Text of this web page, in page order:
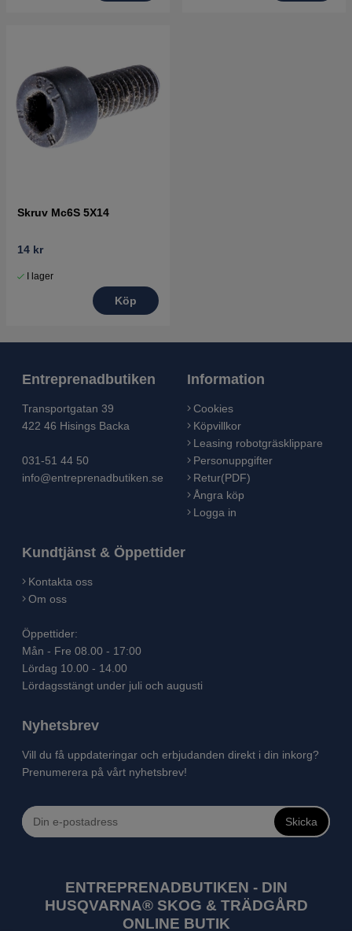
Skruv Mc6S 5X14
14 kr
I lager
Köp
Entreprenadbutiken
Transportgatan 39
422 46 Hisings Backa
031-51 44 50
info@entreprenadbutiken.se
Information
Cookies
Köpvillkor
Leasing robotgräsklippare
Personuppgifter
Retur(PDF)
Ångra köp
Logga in
Kundtjänst & Öppettider
Kontakta oss
Om oss
Öppettider:
Mån - Fre 08.00 - 17:00
Lördag 10.00 - 14.00
Lördagsstängt under juli och augusti
Nyhetsbrev
Vill du få uppdateringar och erbjudanden direkt i din inkorg?
Prenumerera på vårt nyhetsbrev!
Skicka
ENTREPRENADBUTIKEN - DIN
HUSQVARNA® SKOG & TRÄDGÅRD
ONLINE BUTIK